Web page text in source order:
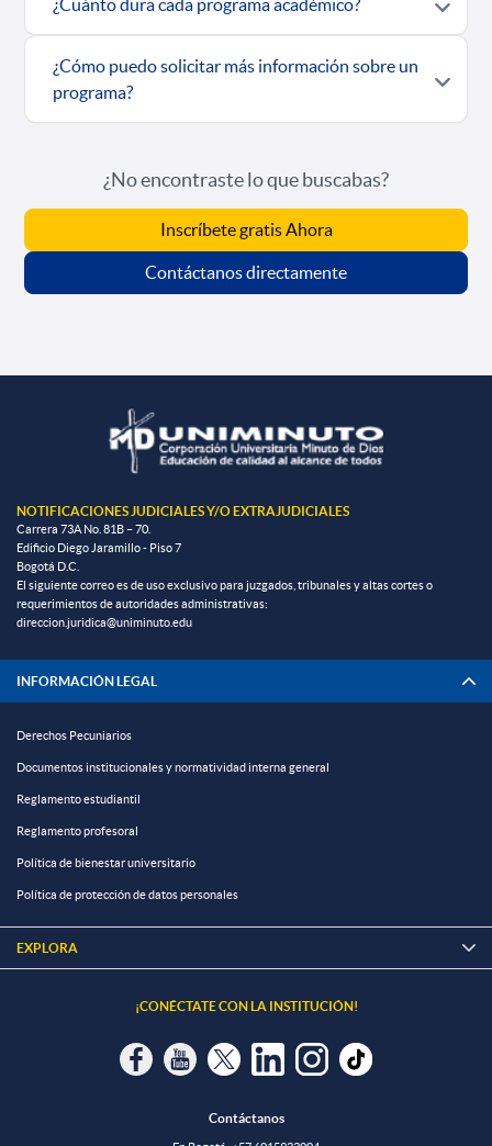
¿Cuánto dura cada programa académico?
¿Cómo puedo solicitar más información sobre un
programa?
¿No encontraste lo que buscabas?
Inscríbete gratis Ahora
Contáctanos directamente
NOTIFICACIONES JUDICIALES Y/O EXTRAJUDICIALES
Carrera 73A No. 81B – 70.
Edificio Diego Jaramillo - Piso 7
Bogotá D.C.
El siguiente correo es de uso exclusivo para juzgados, tribunales y altas cortes o
requerimientos de autoridades administrativas:
direccion.juridica@uniminuto.edu
INFORMACIÓN LEGAL
Derechos Pecuniarios
Documentos institucionales y normatividad interna general
Reglamento estudiantil
Reglamento profesoral
Política de bienestar universitario
Política de protección de datos personales
EXPLORA 
¡CONÉCTATE CON LA INSTITUCIÓN!
Contáctanos